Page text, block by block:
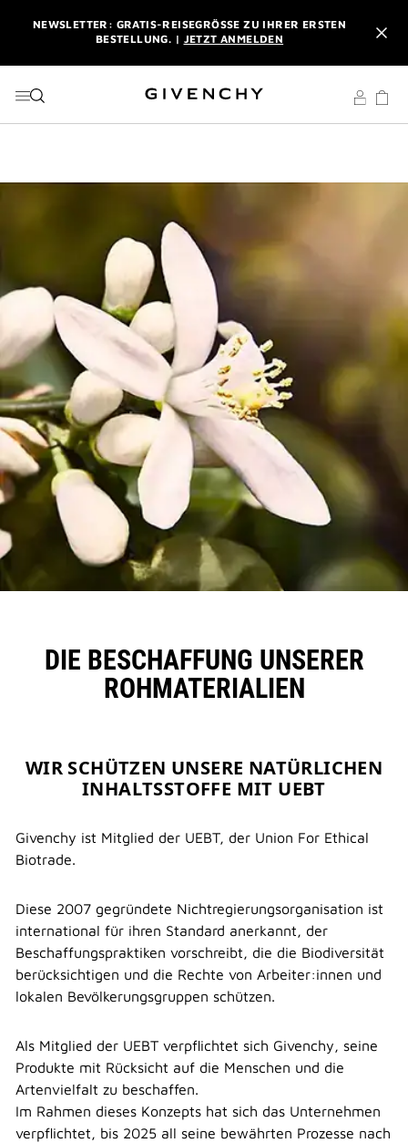
NEWSLETTER: GRATIS-REISEGRÖSSE ZU IHRER ERSTEN B
ESTELLUNG. | JETZT ANMELDEN
PROFITIEREN SIE VON KOSTENLOSEM EXPRESSVERSAND AB
EINEM EINKAUFSWERT VON 180 €. |
NEWSLETTER: GRATIS-REISEGRÖSSE ZU IHRER ERSTEN B
ESTELLUNG. |
JETZT ANMELDEN
PROFITIEREN SIE VON KOSTENLOSEM EXPRESSVERSAND AB
EINEM EINKAUFSWERT VON 180 €. |
DIE BESCHAFFUNG UNSERER
ROHMATERIALIEN
WIR SCHÜTZEN UNSERE NATÜRLICHEN
INHALTSSTOFFE MIT UEBT
Givenchy ist Mitglied der UEBT, der Union For Ethical
Biotrade.
Diese 2007 gegründete Nichtregierungsorganisation ist
international für ihren Standard anerkannt, der
Beschaffungspraktiken vorschreibt, die die Biodiversität
berücksichtigen und die Rechte von Arbeiter:innen und
lokalen Bevölkerungsgruppen schützen.
Als Mitglied der UEBT verpflichtet sich Givenchy, seine
Produkte mit Rücksicht auf die Menschen und die
Artenvielfalt zu beschaffen.
Im Rahmen dieses Konzepts hat sich das Unternehmen
verpflichtet, bis 2025 all seine bewährten Prozesse nach